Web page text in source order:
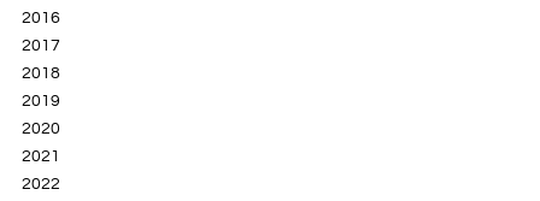
2016
2017
2018
2019
2020
2021
2022